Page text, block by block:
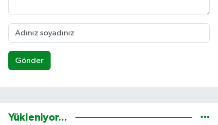
Gönder
Yükleniyor...